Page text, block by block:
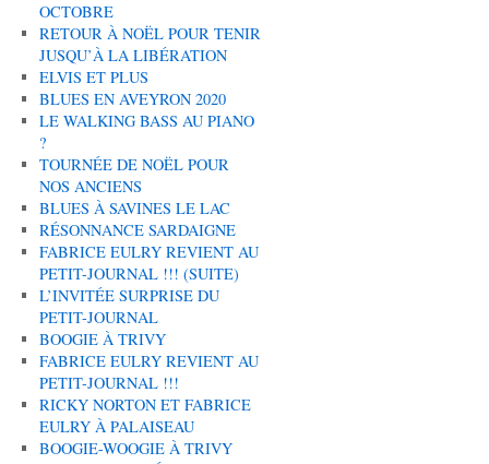
OCTOBRE
RETOUR À NOËL POUR TENIR
JUSQU’À LA LIBÉRATION
ELVIS ET PLUS
BLUES EN AVEYRON 2020
LE WALKING BASS AU PIANO
?
TOURNÉE DE NOËL POUR
NOS ANCIENS
BLUES À SAVINES LE LAC
RÉSONNANCE SARDAIGNE
FABRICE EULRY REVIENT AU
PETIT-JOURNAL !!! (SUITE)
L’INVITÉE SURPRISE DU
PETIT-JOURNAL
BOOGIE À TRIVY
FABRICE EULRY REVIENT AU
PETIT-JOURNAL !!!
RICKY NORTON ET FABRICE
EULRY À PALAISEAU
BOOGIE-WOOGIE À TRIVY